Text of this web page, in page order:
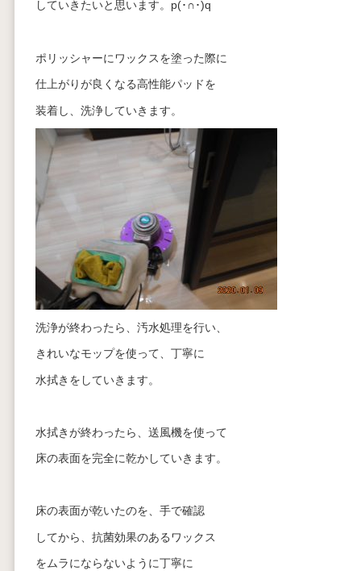
していきたいと思います。p(･∩･)q
ポリッシャーにワックスを塗った際に
仕上がりが良くなる高性能パッドを
装着し、洗浄していきます。
洗浄が終わったら、汚水処理を行い、
きれいなモップを使って、丁寧に
水拭きをしていきます。
水拭きが終わったら、送風機を使って
床の表面を完全に乾かしていきます。
床の表面が乾いたのを、手で確認
してから、抗菌効果のあるワックス
をムラにならないように丁寧に